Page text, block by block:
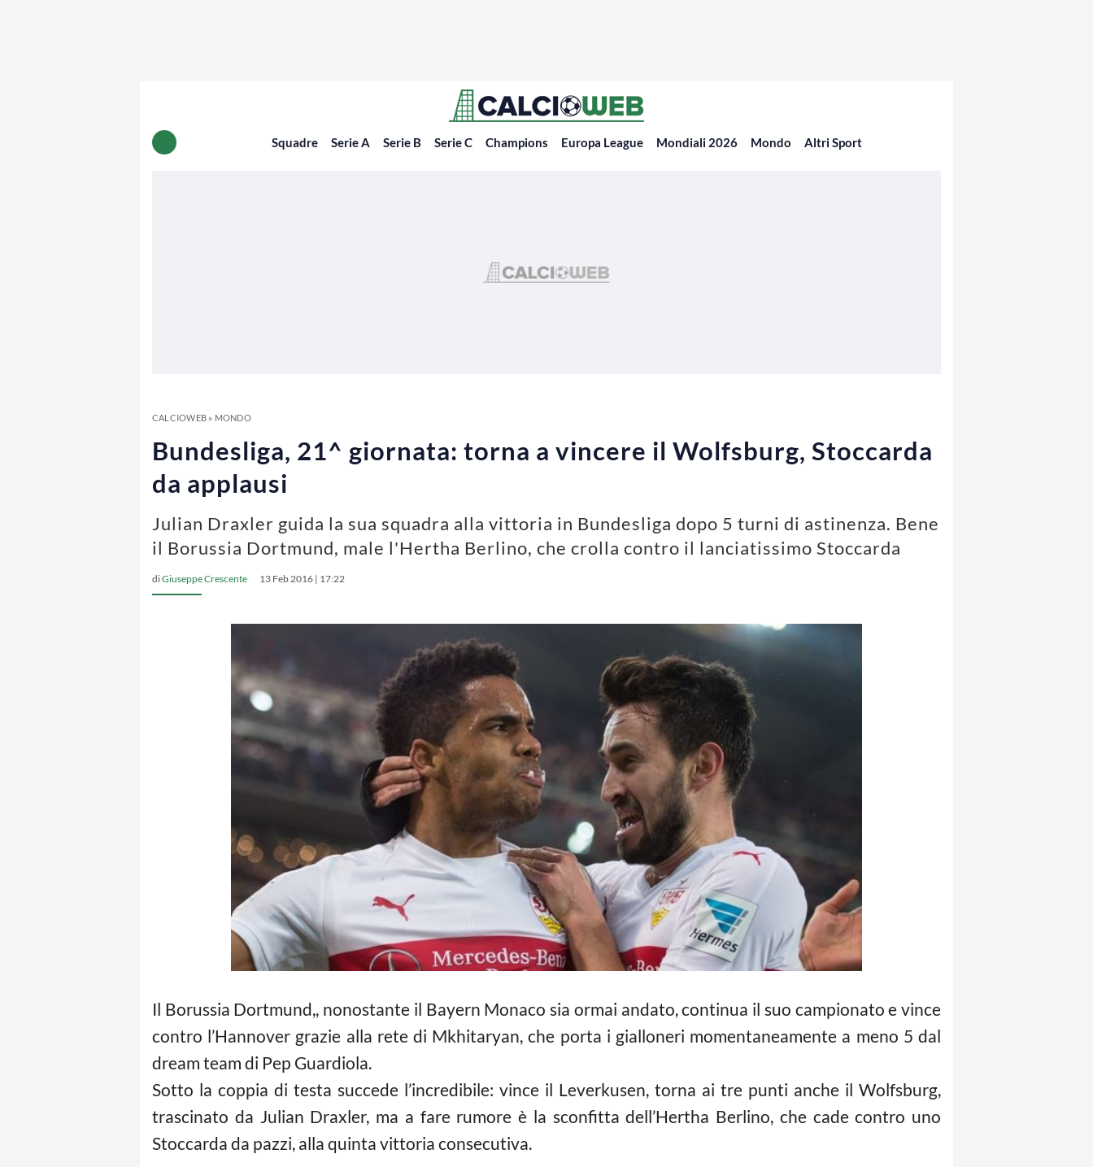
Squadre Serie A Serie B Serie C Champions Europa League Mondiali 2026 Mondo Altri Sport
CALCIOWEB» MONDO
Bundesliga, 21^ giornata: torna a vincere il Wolfsburg, Stoccarda
da applausi
Julian Draxler guida la sua squadra alla vittoria in Bundesliga dopo 5 turni di astinenza. Bene
il Borussia Dortmund, male l'Hertha Berlino, che crolla contro il lanciatissimo Stoccarda
diGiuseppe Crescente 13 Feb 2016 | 17:22
Il Borussia Dortmund,, nonostante il Bayern Monaco sia ormai andato, continua il suo campionato e vince
contro l’Hannover grazie alla rete di Mkhitaryan, che porta i gialloneri momentaneamente a meno 5 dal
dream team di Pep Guardiola.
Sotto la coppia di testa succede l’incredibile: vince il Leverkusen, torna ai tre punti anche il Wolfsburg,
trascinato da Julian Draxler, ma a fare rumore è la sconfitta dell’Hertha Berlino, che cade contro uno
Stoccarda da pazzi, alla quinta vittoria consecutiva.